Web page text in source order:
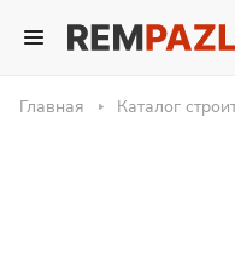
Главная Каталог